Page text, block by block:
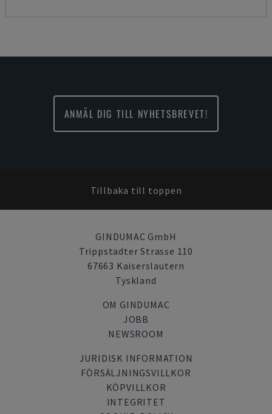
ANMÄL DIG TILL NYHETSBREVET!
Tillbaka till toppen
GINDUMAC GmbH
Trippstadter Strasse 110
67663 Kaiserslautern
Tyskland
OM GINDUMAC
JOBB
NEWSROOM
JURIDISK INFORMATION
FÖRSÄLJNINGSVILLKOR
KÖPVILLKOR
INTEGRITET